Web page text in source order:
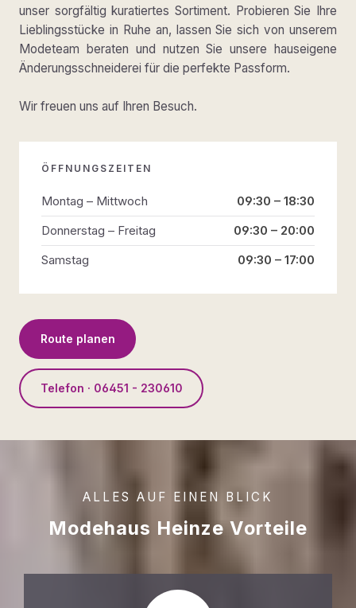
unser sorgfältig kuratiertes Sortiment. Probieren Sie Ihre
Lieblingsstücke in Ruhe an, lassen Sie sich von unserem
Modeteam beraten und nutzen Sie unsere hauseigene
Änderungsschneiderei für die perfekte Passform.
Wir freuen uns auf Ihren Besuch.
ÖFFNUNGSZEITEN
Montag – Mittwoch
09:30 – 18:30
Donnerstag – Freitag
09:30 – 20:00
Samstag
09:30 – 17:00
Route planen
Telefon · 06451 - 230610
ALLES AUF EINEN BLICK
Modehaus Heinze Vorteile